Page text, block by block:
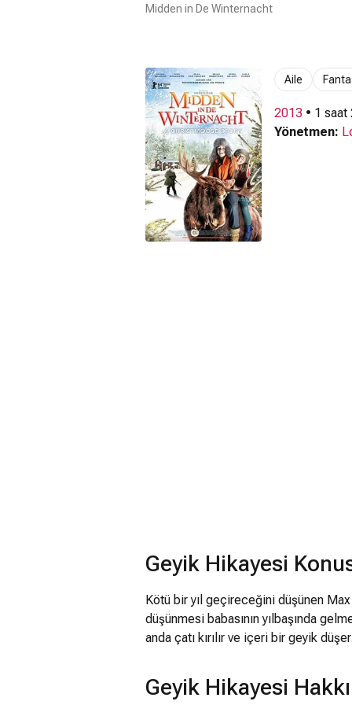
Midden in De Winternacht
Aile
2013 • 1 saat
Yönetmen:
Geyik Hikayesi
Kötü bir yıl geçireceğini düşünen
düşünmesi babasının yılbaşında
anda çatı kırılır ve içeri bir geyik
Geyik Hikayesi